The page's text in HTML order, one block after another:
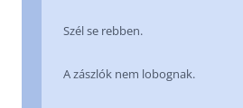
Szél se rebben.
A zászlók nem lobognak.